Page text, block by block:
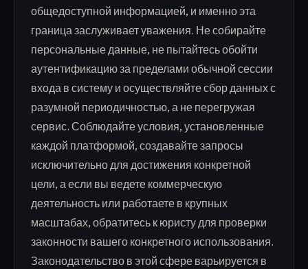
общедоступной информацией, и именно эта
граница заслуживает уважения. Не собирайте
персональные данные, не пытайтесь обойти
аутентификацию за пределами обычной сессии
входа в систему и осуществляйте сбор данных с
разумной периодичностью, а не перегружая
сервис. Соблюдайте условия, установленные
каждой платформой, создавайте запросы
исключительно для достижения конкретной
цели, а если вы ведете коммерческую
деятельность или работаете в крупных
масштабах, обратитесь к юристу для проверки
законности вашего конкретного использования.
Законодательство в этой сфере варьируется в